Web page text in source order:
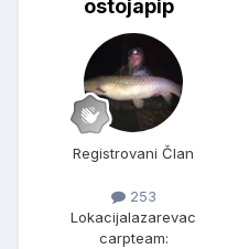
ostojapip
Registrovani Član
253
Lokacijalazarevac
carpteam: